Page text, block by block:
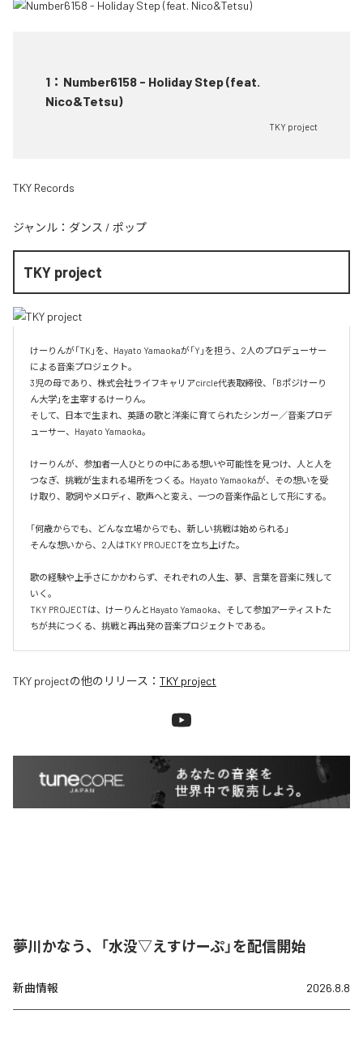
1 ： Number6158 - Holiday Step (feat.
Nico&Tetsu)
TKY project
TKY Records
ジャンル： ダンス / ポップ
TKY project
けーりんが「TK」を、Hayato Yamaokaが「Y」を担う、2人のプロデューサー
による音楽プロジェクト。
3児の母であり、株式会社ライフキャリアcircle代表取締役、「Bポジけーり
ん大学」を主宰するけーりん。
そして、日本で生まれ、英語の歌と洋楽に育てられたシンガー／音楽プロデ
ューサー、Hayato Yamaoka。
けーりんが、参加者一人ひとりの中にある想いや可能性を見つけ、人と人を
つなぎ、挑戦が生まれる場所をつくる。Hayato Yamaokaが、その想いを受
け取り、歌詞やメロディ、歌声へと変え、一つの音楽作品として形にする。
「何歳からでも、どんな立場からでも、新しい挑戦は始められる」
そんな想いから、2人はTKY PROJECTを立ち上げた。
歌の経験や上手さにかかわらず、それぞれの人生、夢、言葉を音楽に残して
いく。
TKY PROJECTは、けーりんとHayato Yamaoka、そして参加アーティストた
ちが共につくる、挑戦と再出発の音楽プロジェクトである。
TKY projectの他のリリース： TKY project
夢川かなう、「水没▽えすけーぷ」を配信開始
新曲情報 2026.8.8